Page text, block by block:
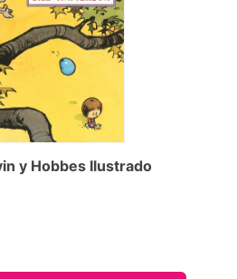
y Hobbes Ilustrado